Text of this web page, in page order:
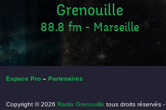
Grenouille
88.8 fm - Marseille
Espace Pro – Partenaires
Copyright © 2026 Radio Grenouille tous droits réservés -